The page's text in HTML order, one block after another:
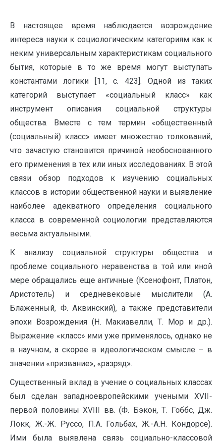
В настоящее время наблюдается возрождение
интереса науки к социологическим категориям как к
неким универсальным характеристикам социального
бытия, которые в то же время могут выступать
константами логики [11, c. 423]. Одной из таких
категорий выступает «социальный класс» как
инструмент описания социальной структуры
общества. Вместе с тем термин «общественный
(социальный) класс» имеет множество толкований,
что зачастую становится причиной необоснованного
его применения в тех или иных исследованиях. В этой
связи обзор подходов к изучению социальных
классов в истории общественной науки и выявление
наиболее адекватного определения социального
класса в современной социологии представляются
весьма актуальными.
К анализу социальной структуры общества и
проблеме социального неравенства в той или иной
мере обращались еще античные (Ксенофонт, Платон,
Аристотель) и средневековые мыслители (А.
Блаженный, Ф. Аквинский), а также представители
эпохи Возрождения (Н. Макиавелли, Т. Мор и др.).
Выражение «класс» ими уже применялось, однако не
в научном, а скорее в идеологическом смысле – в
значении «призвание», «разряд».
Существенный вклад в учение о социальных классах
был сделан западноевропейскими учеными XVII-
первой половины XVIII вв. (Ф. Бэкон, Т. Гоббс, Дж.
Локк, Ж.-Ж. Руссо, П.А. Гольбах, Ж.-А.Н. Кондорсе).
Ими была выявлена связь социально-классовой